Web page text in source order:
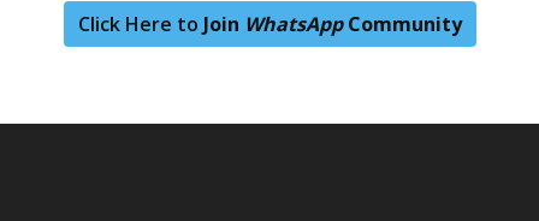
Click Here to Join WhatsAppCommunity